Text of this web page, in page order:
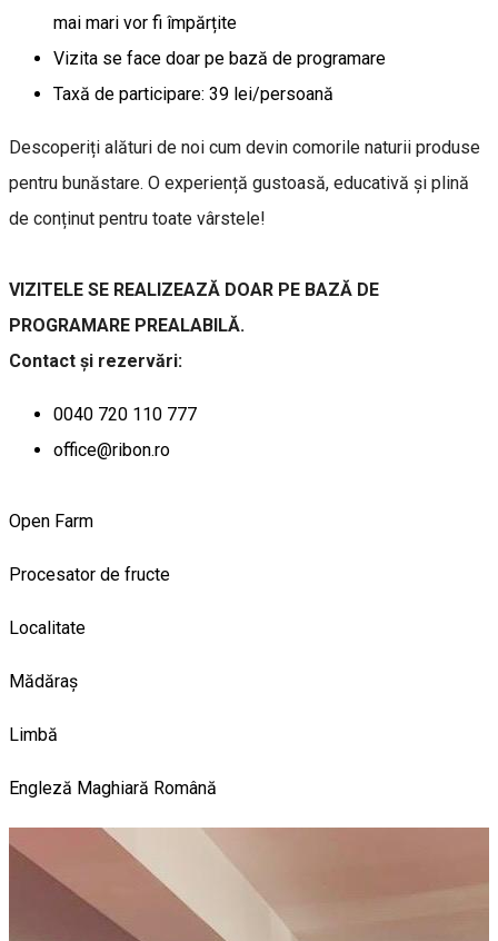
mai mari vor fi împărțite
Vizita se face doar pe bază de programare
Taxă de participare: 39 lei/persoană
Descoperiți alături de noi cum devin comorile naturii produse
pentru bunăstare. O experiență gustoasă, educativă și plină
de conținut pentru toate vârstele!
VIZITELE SE REALIZEAZĂ DOAR PE BAZĂ DE
PROGRAMARE PREALABILĂ.
Contact și rezervări:
0040 720 110 777
office@ribon.ro
Open Farm
Procesator de fructe
Localitate
Mădăraș
Limbă
Engleză Maghiară Română